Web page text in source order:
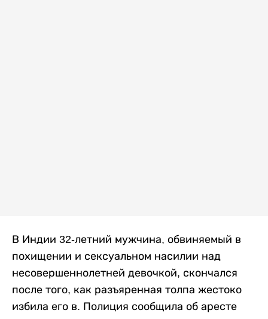
В Индии 32-летний мужчина, обвиняемый в
похищении и сексуальном насилии над
несовершеннолетней девочкой, скончался
после того, как разъяренная толпа жестоко
избила его в. Полиция сообщила об аресте